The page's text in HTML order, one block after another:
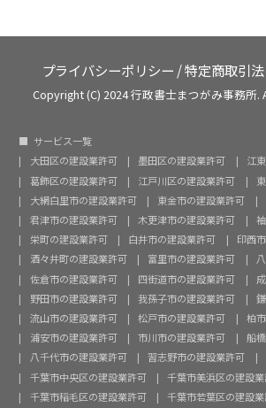
プライバシーポリシー /特定商取引
Copyright (C) 2024 行政書士まつがみ事務所.
サービス一覧
大田区の建設業許可
墨田区の建設業許可
江
葛飾区の建設業許可
江戸川区の建設業許可
大網白里市の建設業許可
東金市の建設業許可
君津市の建設業許可
木更津市の建設業許可
栄町の建設業許可
白井市の建設業許可
印西
酒々井町の建設業許可
富里市の建設業許可
佐倉市の建設業許可
四街道市の建設業許可
野田市の建設業許可
我孫子市の建設業許可
流山市の建設業許可
松戸市の建設業許可
柏
浦安市の建設業許可
市川市の建設業許可
船
八千代市の建設業許可
習志野市の建設業許可
千葉市中央区の建設業許可
千葉市美浜区の建設
千葉市稲毛区の建設業許可
千葉市若葉区の建設